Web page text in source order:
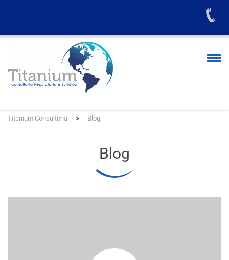
Titanium Consultoria > Blog
Blog